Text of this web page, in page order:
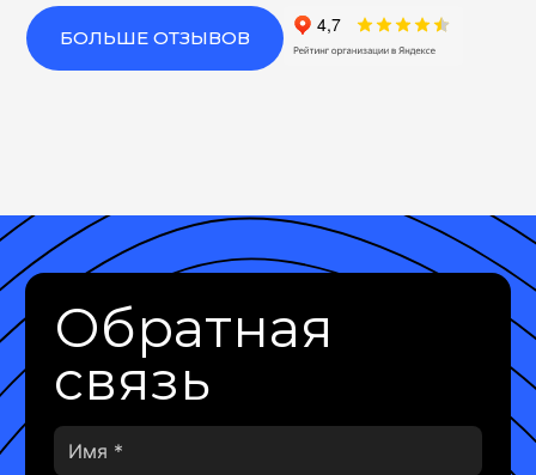
БОЛЬШЕ ОТЗЫВОВ
Обратная
связь